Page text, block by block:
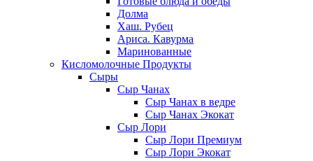
Долма
Хаш. Рубец
Ариса. Кавурма
Маринованные
Кисломолочные Продукты
Сыры
Сыр Чанах
Сыр Чанах в ведре
Сыр Чанах Экокат
Сыр Лори
Сыр Лори Премиум
Сыр Лори Экокат